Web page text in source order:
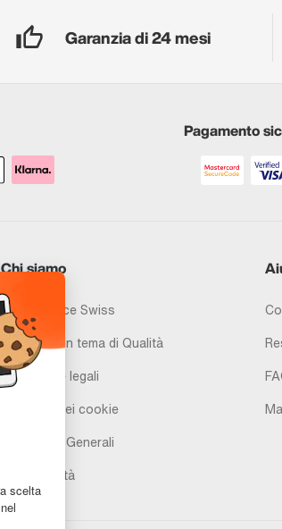
Garanzia di 24 mesi
Pagamento
Chi siamo
Recommerce Swiss
Promesse in tema di Qualità
Avvertenze legali
Gestione dei cookie
Condizioni Generali
Accessibilità